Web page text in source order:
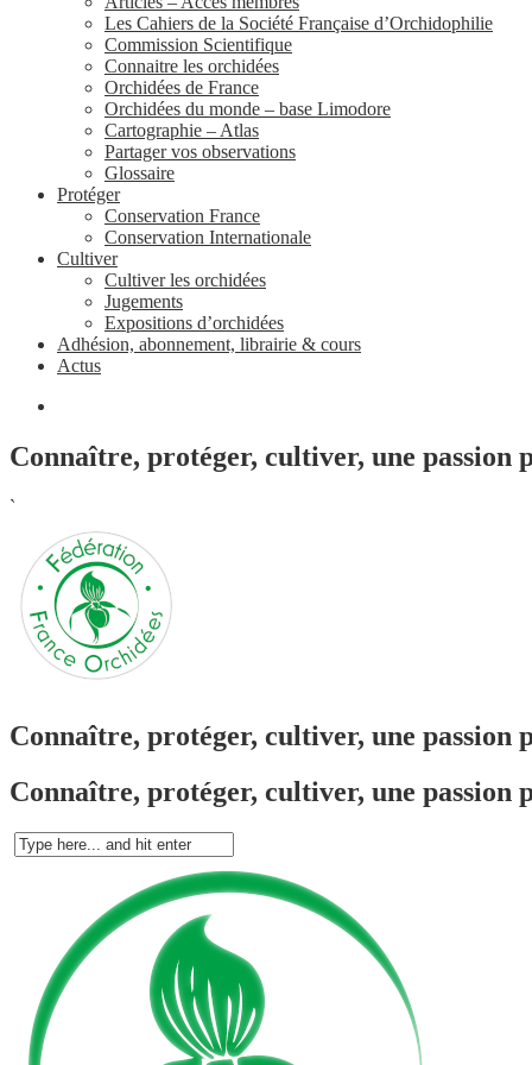
Les Cahiers de la Société Française d’Orchidophilie
Commission Scientifique
Connaitre les orchidées
Orchidées de France
Orchidées du monde – base Limodore
Cartographie – Atlas
Partager vos observations
Glossaire
Protéger
Conservation France
Conservation Internationale
Cultiver
Cultiver les orchidées
Jugements
Expositions d’orchidées
Adhésion, abonnement, librairie & cours
Actus
Connaître, protéger, cultiver, une passion
`
Connaître, protéger, cultiver, une passion
Connaître, protéger, cultiver, une passion